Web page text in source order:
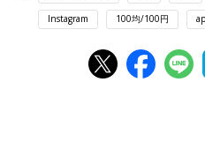
Instagram 100均/100円